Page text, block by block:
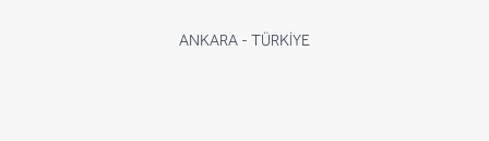
ANKARA - TÜRKİYE